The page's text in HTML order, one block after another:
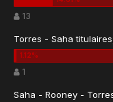
13
Torres - Saha
1
Saha - Rooney -